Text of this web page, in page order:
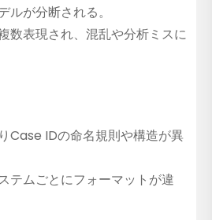
ルが分断される。
数表現され、混乱や分析ミスに
Case IDの命名規則や構造が異
テムごとにフォーマットが違